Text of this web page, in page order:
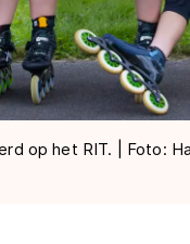
op het RIT. | Foto: